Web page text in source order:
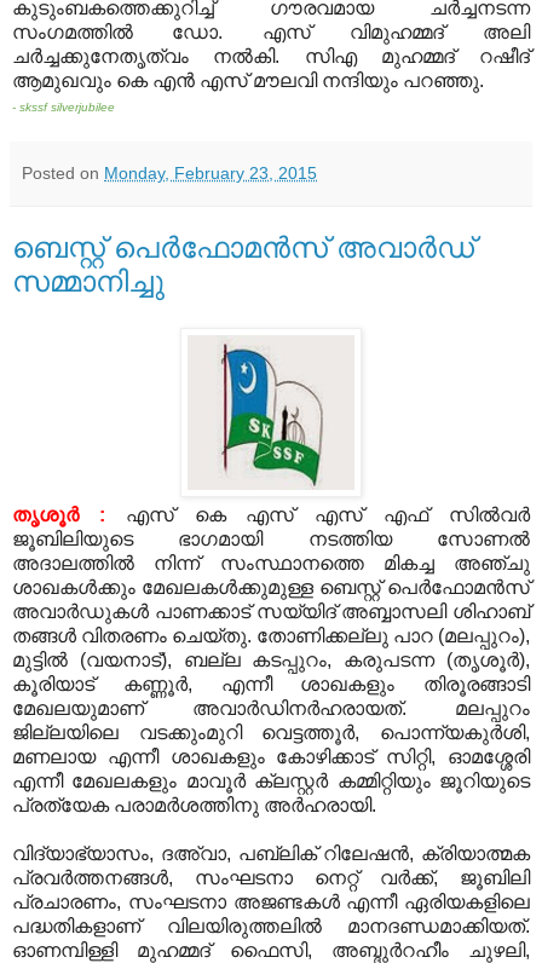
കുടുംബകത്തെക്കുറിച്ച് ഗൗരവമായ ചര്‍ച്ചനടന്ന
സംഗമത്തില്‍ ഡോ. എസ് വിമുഹമ്മദ് അലി
ചര്‍ച്ചക്കുനേതൃത്വം നല്‍കി. സിഎ മുഹമ്മദ് റഷീദ്
ആമുഖവും കെ എന്‍ എസ് മൗലവി നന്ദിയും പറഞ്ഞു.
- skssf silverjubilee
Posted on Monday, February 23, 2015
ബെസ്റ്റ് പെര്‍ഫോമന്‍സ് അവാര്‍ഡ്
സമ്മാനിച്ചു
തൃശൂര്‍ : എസ് കെ എസ് എസ് എഫ് സില്‍വര്‍
ജൂബിലിയുടെ ഭാഗമായി നടത്തിയ സോണല്‍
അദാലത്തില്‍ നിന്ന് സംസ്ഥാനത്തെ മികച്ച അഞ്ചു
ശാഖകള്‍ക്കും മേഖലകള്‍ക്കുമുള്ള ബെസ്റ്റ് പെര്‍ഫോമന്‍സ്
അവാര്‍ഡുകള്‍ പാണക്കാട് സയ്യിദ് അബ്ബാസലി ശിഹാബ്
തങ്ങള്‍ വിതരണം ചെയ്തു. തോണിക്കല്ലു പാറ (മലപ്പുറം),
മുട്ടില്‍ (വയനാട്), ബല്ല കടപ്പുറം, കരുപടന്ന (തൃശൂര്‍),
കൂരിയാട് കണ്ണൂര്‍, എന്നീ ശാഖകളും തിരൂരങ്ങാടി
മേഖലയുമാണ് അവാര്‍ഡിനര്‍ഹരായത്. മലപ്പുറം
ജില്ലയിലെ വടക്കുംമുറി വെട്ടത്തൂര്‍, പൊന്ന്യകുര്‍ശി,
മണലായ എന്നീ ശാഖകളും കോഴിക്കാട് സിറ്റി, ഓമശ്ശേരി
എന്നീ മേഖലകളും മാവൂര്‍ ക്ലസ്റ്റര്‍ കമ്മിറ്റിയും ജൂറിയുടെ
പ്രത്യേക പരാമര്‍ശത്തിനു അര്‍ഹരായി.
വിദ്യാഭ്യാസം, ദഅ്‌വാ, പബ്ലിക് റിലേഷന്‍, ക്രിയാത്മക
പ്രവര്‍ത്തനങ്ങള്‍, സംഘടനാ നെറ്റ് വര്‍ക്ക്, ജൂബിലി
പ്രചാരണം, സംഘടനാ അജണ്ടകള്‍ എന്നീ ഏരിയകളിലെ
പദ്ധതികളാണ് വിലയിരുത്തലില്‍ മാനദണ്ഡമാക്കിയത്.
ഓണമ്പിള്ളി മുഹമ്മദ് ഫൈസി, അബ്ദുര്‍റഹീം ചുഴലി,